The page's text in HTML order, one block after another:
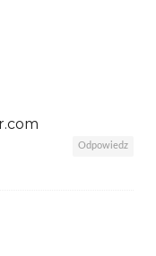
Odpowiedz